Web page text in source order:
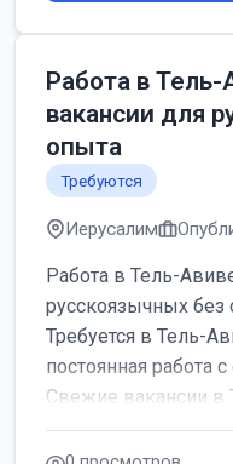
Работа в
вакансии для
опыта
Требуются
Иерусалим
Работа в Тель-
русскоязычных без
Требуется в Тель-
постоянная работа
Свежие вакансии в
женщин от хозя...